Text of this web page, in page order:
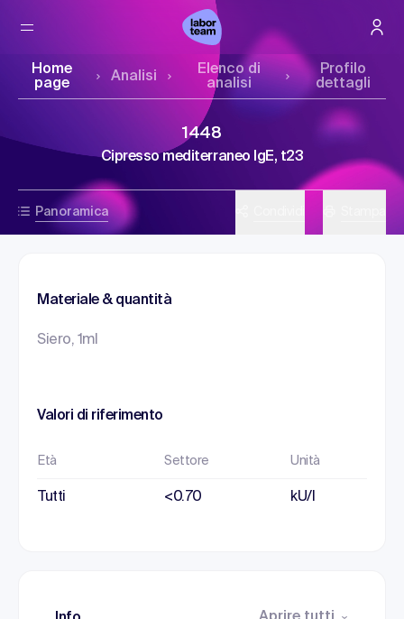
Home
page
Analisi
Elenco di
analisi
Profilo
dettagli
Panoramica
1448
Cipresso mediterraneo IgE, t23
Materiale & quantità
Siero, 1ml
Valori di riferimento
Età Settore Unità
Tutti <0.70 kU/l